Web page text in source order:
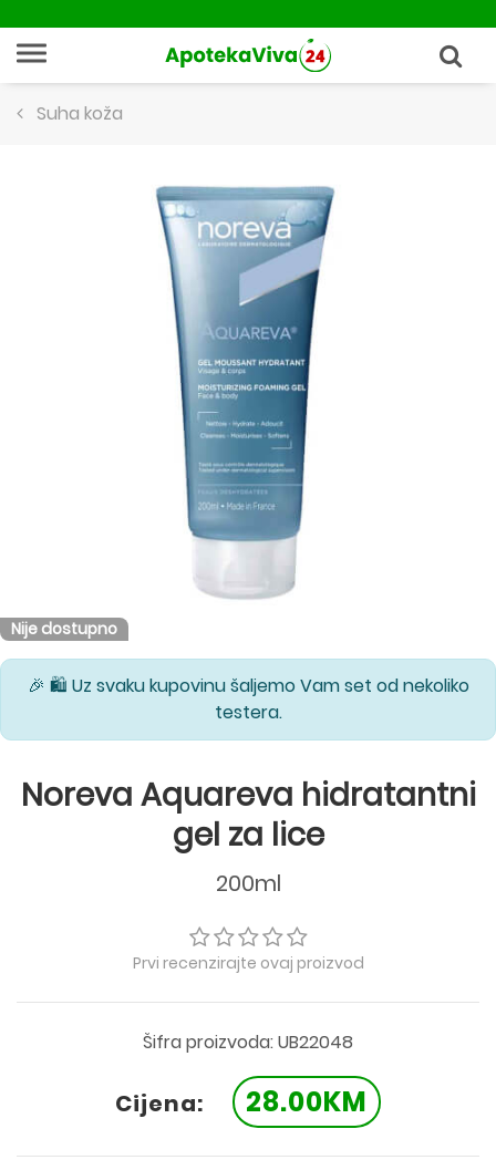
Suha koža
Nije dostupno
🎉 🛍️ Uz svaku kupovinu šaljemo Vam set od nekoliko
testera.
Noreva Aquareva hidratantni
gel za lice
200ml
Prvi recenzirajte ovaj proizvod
Šifra proizvoda: UB22048
Cijena: 28.00KM